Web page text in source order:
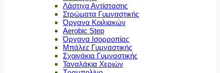
Λάστιχα Αντίστασης
Στρώματα Γυμναστικής
Όργανα Κοιλιακών
Aerobic Step
Όργανα Ισορροπίας
Μπάλες Γυμναστικής
Σχοινάκια Γυμναστικής
Ταναλάκια Χεριών